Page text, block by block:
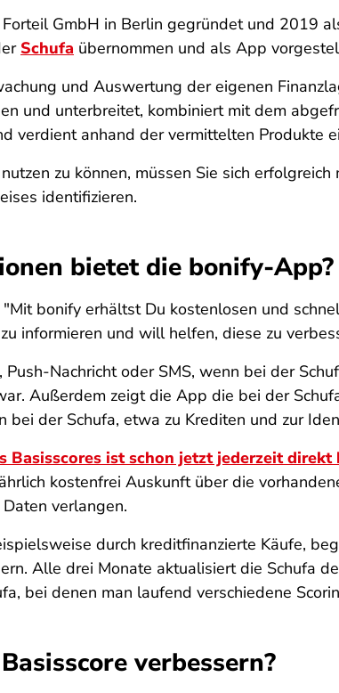
GmbH in Berlin gegründet und 2019
Schufa übernommen und als App
und Auswertung der eigenen
und unterbreitet, kombiniert mit dem
verdient anhand der vermittelten Produkte
zu können, müssen Sie sich
identifizieren.
bietet die bonify-App?
bonify erhältst Du kostenlosen und
informieren und will helfen, diese zu
Nachricht oder SMS, wenn bei der
Außerdem zeigt die App die bei der
bei der Schufa, etwa zu Krediten und zur
Basisscores ist schon jetzt jederzeit
kostenfrei Auskunft über die
verlangen.
durch kreditfinanzierte Käufe,
Alle drei Monate aktualisiert die Schufa
bei denen man laufend verschiedene
verbessern?